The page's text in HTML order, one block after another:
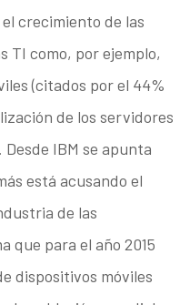
crecimiento de las
TI como, por ejemplo,
(citados por el 44%
de los servidores
IBM se apunta
está acusando el
de las
que para el año 2015
dispositivos móviles